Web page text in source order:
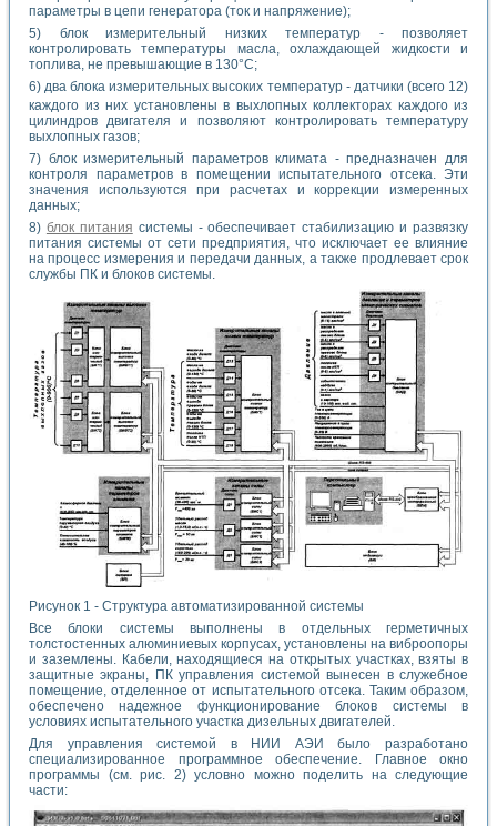
параметры в цепи генератора (ток и напряжение);
5) блок измерительный низких температур - позволяет
контролировать температуры масла, охлаждающей жидкости и
топлива, не превышающие в 130°С;
6) два блока измерительных высоких температур - датчики (всего 12)
каждого из них установлены в выхлопных коллекторах каждого из
цилиндров двигателя и позволяют контролировать температуру
выхлопных газов;
7) блок измерительный параметров климата - предназначен для
контроля параметров в помещении испытательного отсека. Эти
значения используются при расчетах и коррекции измеренных
данных;
8) блок питания системы - обеспечивает стабилизацию и развязку
питания системы от сети предприятия, что исключает ее влияние
на процесс измерения и передачи данных, а также продлевает срок
службы ПК и блоков системы.
Рисунок 1 - Структура автоматизированной системы
Все блоки системы выполнены в отдельных герметичных
толстостенных алюминиевых корпусах, установлены на виброопоры
и заземлены. Кабели, находящиеся на открытых участках, взяты в
защитные экраны, ПК управления системой вынесен в служебное
помещение, отделенное от испытательного отсека. Таким образом,
обеспечено надежное функционирование блоков системы в
условиях испытательного участка дизельных двигателей.
Для управления системой в НИИ АЭИ было разработано
специализированное программное обеспечение. Главное окно
программы (см. рис. 2) условно можно поделить на следующие
части: